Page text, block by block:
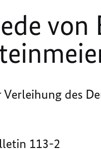
Verleihung des
113-2